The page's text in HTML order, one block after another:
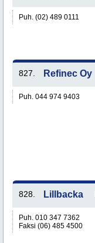
Puh. (02) 489 0111
827. Refinec Oy
Puh. 044 974 9403
828. Lillbacka
Puh. 010 347 7362
Faksi (06) 485 4500